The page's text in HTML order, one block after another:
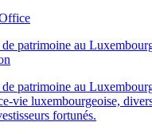
patrimoine au
patrimoine au
vie luxembourgeoise,
fortunés.